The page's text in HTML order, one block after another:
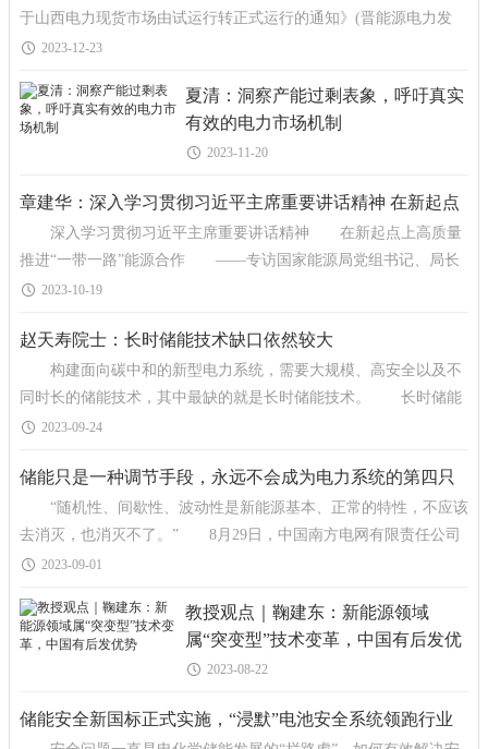
于山西电力现货市场由试运行转正式运行的通知》(晋能源电力发
〔2023〕320号)，通知提到，“经过评估认为，山
2023-12-23
夏清：洞察产能过剩表象，呼吁真实
有效的电力市场机制
2023-11-20
章建华：深入学习贯彻习近平主席重要讲话精神 在新起点
上高质量推进“一带一路”能源合作
深入学习贯彻习近平主席重要讲话精神 在新起点上高质量
推进“一带一路”能源合作 ——专访国家能源局党组书记、局长
章建华 金桂飘香，风起
2023-10-19
赵天寿院士：长时储能技术缺口依然较大
构建面向碳中和的新型电力系统，需要大规模、高安全以及不
同时长的储能技术，其中最缺的就是长时储能技术。 长时储能
市场越来越火。据咨询机构伍德麦肯兹统计，全球投运及
2023-09-24
储能只是一种调节手段，永远不会成为电力系统的第四只
“随机性、间歇性、波动性是新能源基本、正常的特性，不应该
去消灭，也消灭不了。” 8月29日，中国南方电网有限责任公司
专家委员会专职委员郑耀东在第十届中国
2023-09-01
教授观点｜鞠建东：新能源领域
属“突变型”技术变革，中国有后发优
势 2023-08-22
储能安全新国标正式实施，“浸默”电池安全系统领跑行业